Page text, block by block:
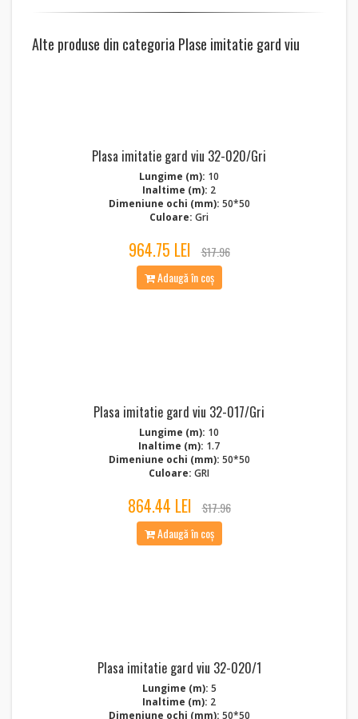
Alte produse din categoria Plase imitatie gard viu
Plasa imitatie gard viu 32-020/Gri
Lungime (m): 10
Inaltime (m): 2
Dimeniune ochi (mm): 50*50
Culoare: Gri
964.75 LEI
$17.96
Adaugă în coș
Plasa imitatie gard viu 32-017/Gri
Lungime (m): 10
Inaltime (m): 1.7
Dimeniune ochi (mm): 50*50
Culoare: GRI
864.44 LEI
$17.96
Adaugă în coș
Plasa imitatie gard viu 32-020/1
Lungime (m): 5
Inaltime (m): 2
Dimeniune ochi (mm): 50*50